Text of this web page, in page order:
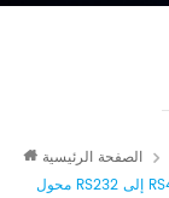
الصفحة الرئيسية
محول RS232 إلى RS485 سلبي من الدرجة الصناعية موصل DB9 أسود 300-